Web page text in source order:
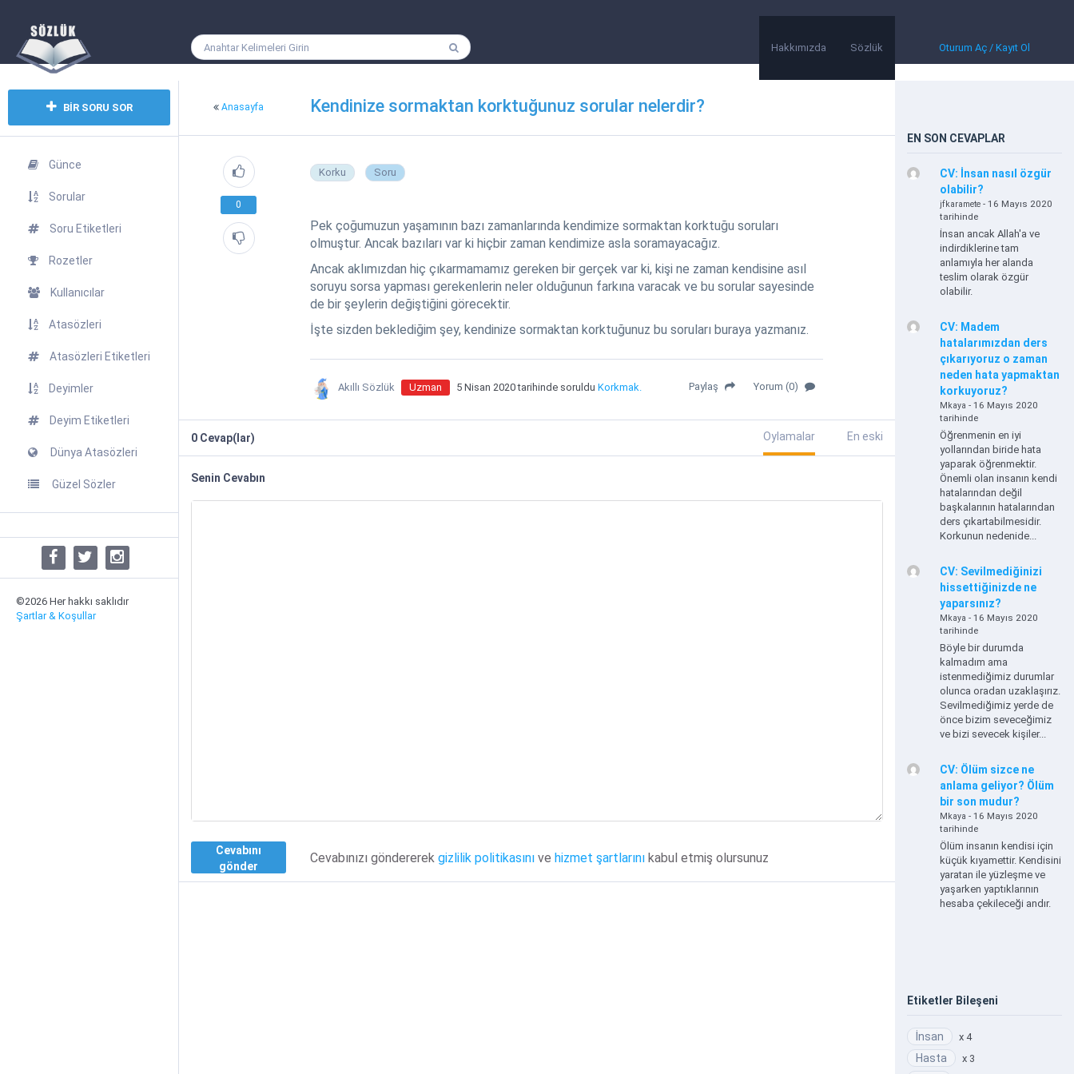
Hakkımızda Sözlük Oturum Aç / Kayıt Ol
BİR SORU SOR
Günce
Sorular
Soru Etiketleri
Rozetler
Kullanıcılar
Atasözleri
Atasözleri Etiketleri
Deyimler
Deyim Etiketleri
Dünya Atasözleri
Güzel Sözler
©2026 Her hakkı saklıdır
Şartlar & Koşullar
Anasayfa Kendinize sormaktan korktuğunuz sorular nelerdir?
0
Korku Soru
Pek çoğumuzun yaşamının bazı zamanlarında kendimize sormaktan korktuğu soruları
olmuştur. Ancak bazıları var ki hiçbir zaman kendimize asla soramayacağız.
Ancak aklımızdan hiç çıkarmamamız gereken bir gerçek var ki, kişi ne zaman kendisine asıl
soruyu sorsa yapması gerekenlerin neler olduğunun farkına varacak ve bu sorular sayesinde
de bir şeylerin değiştiğini görecektir.
İşte sizden beklediğim şey, kendinize sormaktan korktuğunuz bu soruları buraya yazmanız.
Akıllı Sözlük Uzman 5 Nisan 2020 tarihinde soruldu Korkmak. Paylaş Yorum (0)
0 Cevap(lar) Oylamalar En eski
Senin Cevabın
Cevabını
gönder
Cevabınızı göndererekgizlilik politikasınıvehizmet şartlarını kabul etmiş olursunuz
EN SON CEVAPLAR
CV: İnsan nasıl özgür
olabilir?
jfkaramete - 16 Mayıs 2020
tarihinde
İnsan ancak Allah'a ve
indirdiklerine tam
anlamıyla her alanda
teslim olarak özgür
olabilir.
CV: Madem
hatalarımızdan ders
çıkarıyoruz o zaman
neden hata yapmaktan
korkuyoruz?
Mkaya - 16 Mayıs 2020
tarihinde
Öğrenmenin en iyi
yollarından biride hata
yaparak öğrenmektir.
Önemli olan insanın kendi
hatalarından değil
başkalarının hatalarından
ders çıkartabilmesidir.
Korkunun nedenide...
CV: Sevilmediğinizi
hissettiğinizde ne
yaparsınız?
Mkaya - 16 Mayıs 2020
tarihinde
Böyle bir durumda
kalmadım ama
istenmediğimiz durumlar
olunca oradan uzaklaşırız.
Sevilmediğimiz yerde de
önce bizim seveceğimiz
ve bizi sevecek kişiler...
CV: Ölüm sizce ne
anlama geliyor? Ölüm
bir son mudur?
Mkaya - 16 Mayıs 2020
tarihinde
Ölüm insanın kendisi için
küçük kıyamettir. Kendisini
yaratan ile yüzleşme ve
yaşarken yaptıklarının
hesaba çekileceği andır.
Etiketler Bileşeni
İnsan x 4
Hasta x 3